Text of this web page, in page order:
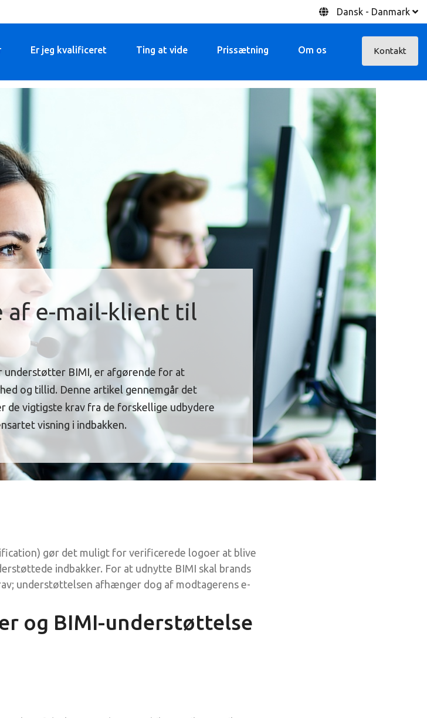
Dansk - Danmark
Er jeg kvalificeret Ting at vide Prissætning Om os Kontakt
af e-mail-klient til
understøtter BIMI, er afgørende for at
og tillid. Denne artikel gennemgår det
de vigtigste krav fra de forskellige udbydere
visning i indbakken.
gør det muligt for verificerede logoer at blive
indbakker. For at udnytte BIMI skal brands
understøttelsen afhænger dog af modtagerens e-
og BIMI-understøttelse